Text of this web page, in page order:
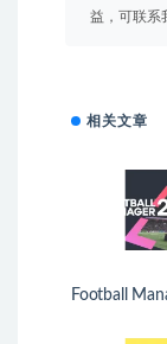
益，可联系
相关文章
Football